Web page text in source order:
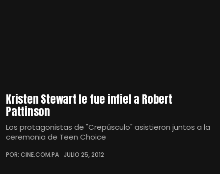
Kristen Stewart le fue infiel a Robert
Pattinson
Los protagonistas de "Crepúsculo" asistieron juntos a la
ceremonia de Teen Choice
POR: CINE.COM.PA JULIO 25, 2012